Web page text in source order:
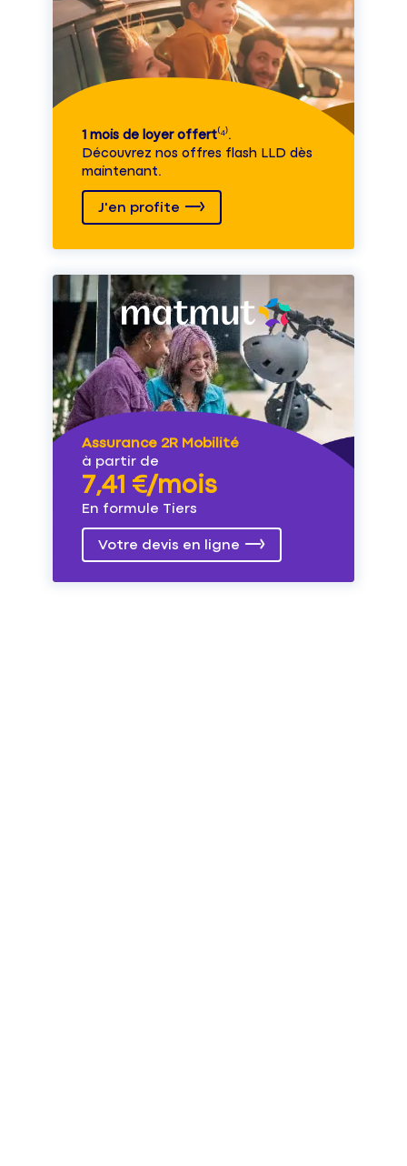
1 mois de loyer offert⁽⁴⁾.
Découvrez nos offres flash LLD dès
maintenant.
J'en profite
Assurance 2R Mobilité
à partir de
7,41 €/mois
En formule Tiers
Votre devis en ligne